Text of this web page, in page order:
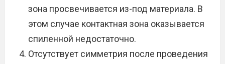
зона просвечивается из-под материала. В
этом случае контактная зона оказывается
спиленной недостаточно.
Отсутствует симметрия после проведения